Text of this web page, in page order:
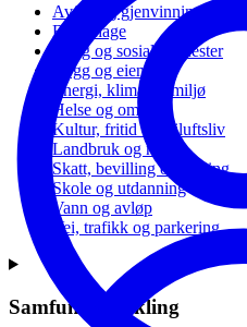
Avfall og gjenvinning
Barnehage
Bolig og sosiale tjenester
Bygg og eiendom
Energi, klima og miljø
Helse og omsorg
Kultur, fritid og friluftsliv
Landbruk og natur
Skatt, bevilling og næring
Skole og utdanning
Vann og avløp
Vei, trafikk og parkering
Samfunnsutvikling